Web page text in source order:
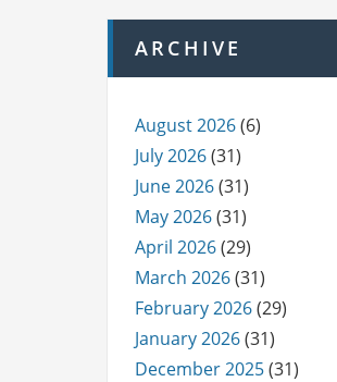
ARCHIVE
August 2026(6)
July 2026(31)
June 2026(31)
May 2026(31)
April 2026(29)
March 2026(31)
February 2026(29)
January 2026(31)
December 2025(31)